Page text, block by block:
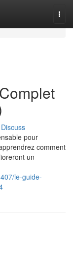
Discuss
pour
comment
un
le-guide-